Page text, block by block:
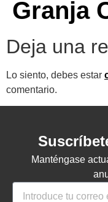
Granja
Deja una
Lo siento, debes estar
comentario.
Manténgase